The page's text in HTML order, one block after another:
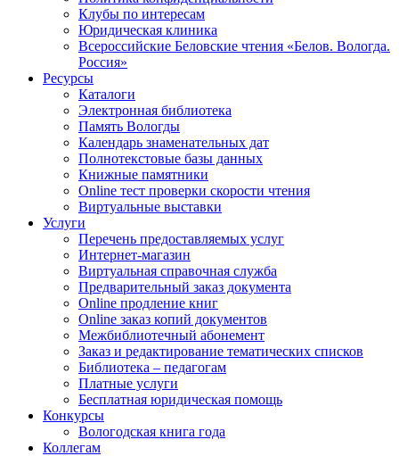
Клубы по интересам
Юридическая клиника
Всероссийские Беловские чтения «Белов. Вологда.
Россия»
Ресурсы
Каталоги
Электронная библиотека
Память Вологды
Календарь знаменательных дат
Полнотекстовые базы данных
Книжные памятники
Online тест проверки скорости чтения
Виртуальные выставки
Услуги
Перечень предоставляемых услуг
Интернет-магазин
Виртуальная справочная служба
Предварительный заказ документа
Online продление книг
Online заказ копий документов
Межбиблиотечный абонемент
Заказ и редактирование тематических списков
Библиотека – педагогам
Платные услуги
Бесплатная юридическая помощь
Конкурсы
Вологодская книга года
Коллегам